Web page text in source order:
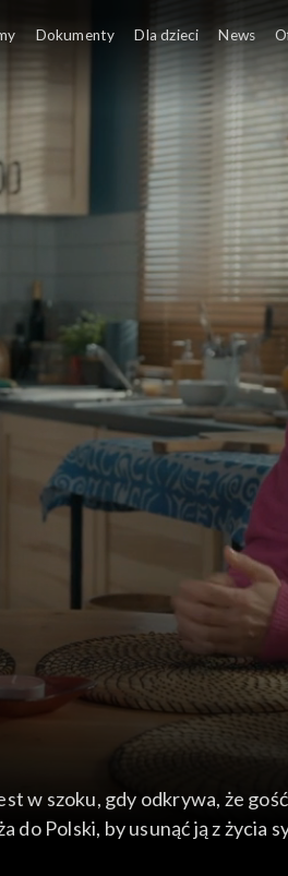
szoku, gdy odkrywa, że gość
Polski, by usunąć ją z życia
Dokumenty Dla dzieci News